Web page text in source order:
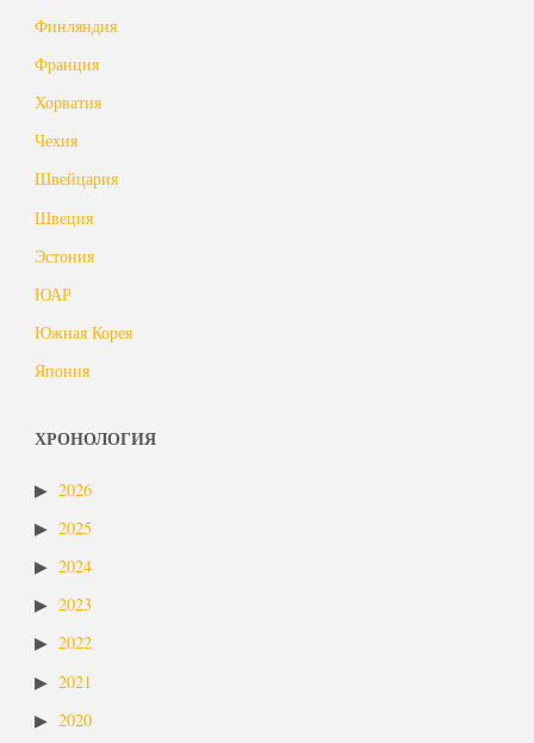
Финляндия
Франция
Хорватия
Чехия
Швейцария
Швеция
Эстония
ЮАР
Южная Корея
Япония
ХРОНОЛОГИЯ
2026
2025
2024
2023
2022
2021
2020